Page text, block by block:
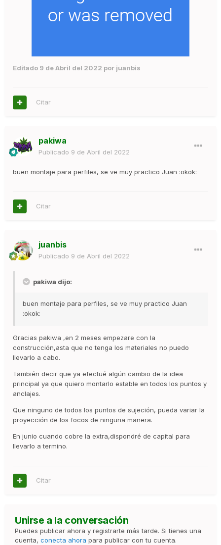
Editado 9 de Abril del 2022 por juanbis
Citar
pakiwa
Publicado 9 de Abril del 2022
buen montaje para perfiles, se ve muy practico Juan :okok:
Citar
juanbis
Publicado 9 de Abril del 2022
pakiwa dijo:
buen montaje para perfiles, se ve muy practico Juan
:okok:
Gracias pakiwa ,en 2 meses empezare con la
construcción,asta que no tenga los materiales no puedo
llevarlo a cabo.
También decir que ya efectué algún cambio de la idea
principal ya que quiero montarlo estable en todos los puntos y
anclajes.
Que ninguno de todos los puntos de sujeción, pueda variar la
proyección de los focos de ninguna manera.
En junio cuando cobre la extra,dispondré de capital para
llevarlo a termino.
Citar
Unirse a la conversación
Puedes publicar ahora y registrarte más tarde. Si tienes una
cuenta, conecta ahora para publicar con tu cuenta.